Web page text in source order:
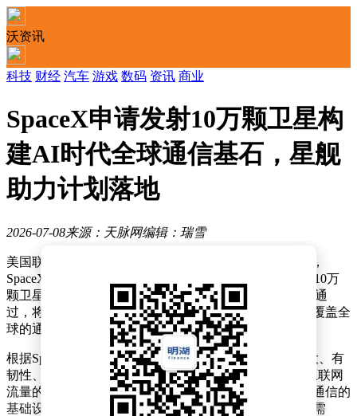
沃资讯
科技 财经 汽车 游戏 数码 资讯 商业
SpaceX申请发射10万颗卫星构
建AI时代全球通信基石，星舰
助力计划落地
2026-07-08来源：天脉网编辑：瑞雪
美国联邦通信委员会（FCC）官网最新披露的文件显示，
SpaceX公司已正式提交申请，寻求批准其发射并运营由10万
颗卫星组成的第三代（Gen3）卫星星座。这一计划若获通
过，将彻底改变全球通信格局，为人工智能时代构建起覆盖全
球的通信网络。
根据SpaceX向FCC提交的申请文件，这套被描述为"强大、有
韧性、无处不在"的通信系统，将具备承载全球大部分互联网
流量的能力。公司明确表示，该星座的目标是成为全球通信的
基础设施支柱，满足未来AI驱动设备对海量数据传输的需